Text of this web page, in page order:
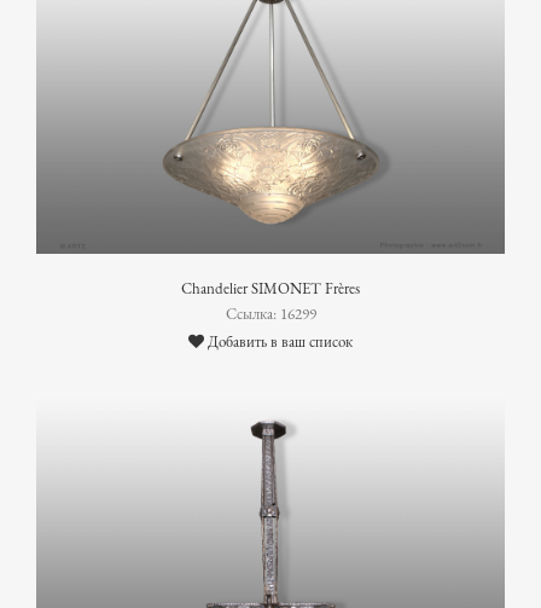
Chandelier SIMONET Frères
Ссылка: 16299
Добавить в ваш список